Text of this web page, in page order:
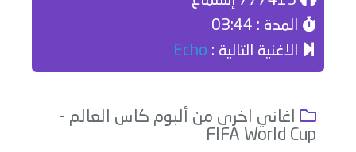
المدة : 03:44
الاغنية التالية : Echo
اغاني اخرى من ألبوم كاس العالم -
FIFA World Cup